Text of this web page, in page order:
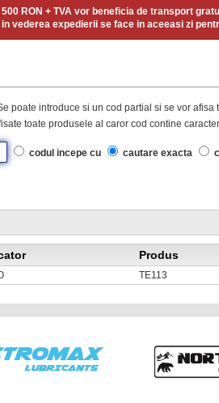
500 RON + TVA vor beneficia de transport
vederea expedierii se face in aceeasi zi
poate introduce si un cod partial si se vor
toate produsele al caror cod contine
codul incepe cu cautare exacta
Produs
TE113